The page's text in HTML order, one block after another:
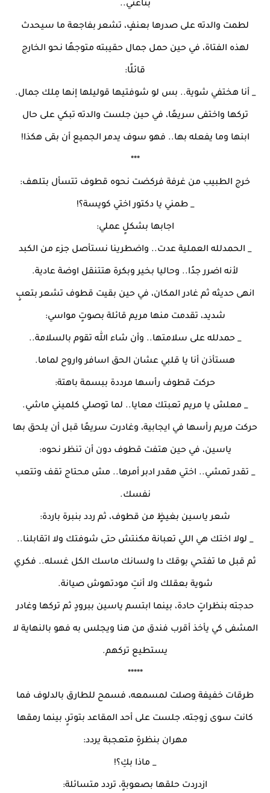
بتاعتي..
لطمت والدته على صدرها بعنفٍ، تشعر بفاجعة ما سيحدث
لهذه الفتاة، في حين حمل جمال حقيبته متوجهًا نحو الخارج
قائلًا:
_ أنا هختفي شوية.. بس لو شوفتيها قوليلها إنها مِلك جمال.
تركها واختفى سريعًا، في حين جلست والدته تبكي على حال
ابنها وما يفعله بها.. فهو سوف يدمر الجميع أن بقى هكذا!
***
خرج الطبيب من غرفة فركضت نحوه قطوف تتسأل بتلهف:
_ طمني يا دكتور اختي كويسة؟!
اجابها بشكلٍ عملي:
_ الحمدلله العملية عدت.. واضطرينا نستأصل جزء من الكبد
لأنه اضرر جدًا.. وحاليا بخير وبكرة هتتنقل اوضة عادية.
انهى حديثه ثم غادر المكان، في حين بقيت قطوف تشعر بتعبٍ
شديد، تقدمت منها مريم قائلة بصوتٍ مواسي:
_ حمدلله على سلامتها.. وأن شاء الله تقوم بالسلامة..
هستأذن أنا يا قلبي عشان الحق اسافر واروح لماما.
حركت قطوف رأسها مرددة ببسمة باهتة:
_ معلش يا مريم تعبتك معايا.. لما توصلي كلميني ماشي.
حركت مريم رأسها في ايجابية، وغادرت سريعًا قبل أن يلحق بها
ياسين، في حين هتفت قطوف دون أن تنظر نحوه:
_ تقدر تمشي.. اختي هقدر ادبر أمرها.. مش محتاج تقف وتتعب
نفسك.
شعر ياسين بغيظٍ من قطوف، ثم ردد بنبرة باردة:
_ لولا اختك هي اللي تعبانة مكنتش حتى شوفتك ولا اتقابلنا..
ثم قبل ما تفتحي بوقك دا ولسانك ماسك الكل غسله.. فكري
شوية بعقلك ولا أنتِ مودتهوش صيانة.
حدجته بنظراتٍ حادة، بينما ابتسم ياسين ببرودٍ ثم تركها وغادر
المشفى كي يأخذ أقرب فندق من هنا ويجلس به فهو بالنهاية لا
يستطيع تركهم.
*****
طرقات خفيفة وصلت لمسمعه، فسمح للطارق بالدلوف فما
كانت سوى زوجته، جلست على أحد المقاعد بتوترٍ، بينما رمقها
مهران بنظرةٍ متعجبة يردد:
_ ماذا بكِ؟!
ازدردت حلقها بصعوبةٍ، تردد متسائلة: